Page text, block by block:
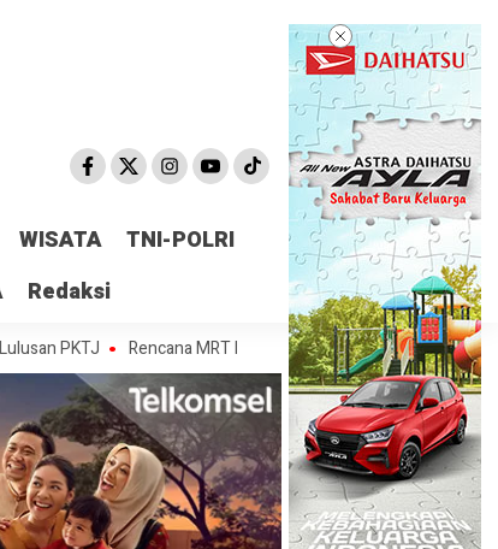
WISATA
TNI-POLRI
Redaksi
Rencana MRT Bali bakal jadi ART, Ini Tantangannya